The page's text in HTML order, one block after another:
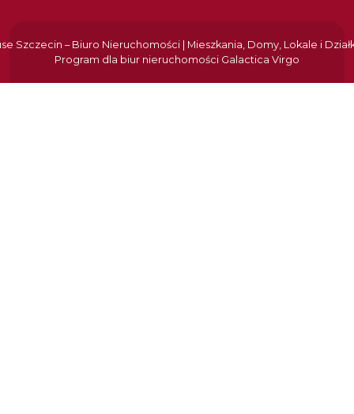
Szczecin – Biuro Nieruchomości | Mieszkania, Domy, Lokale i
Program dla biur nieruchomości Galactica Virgo